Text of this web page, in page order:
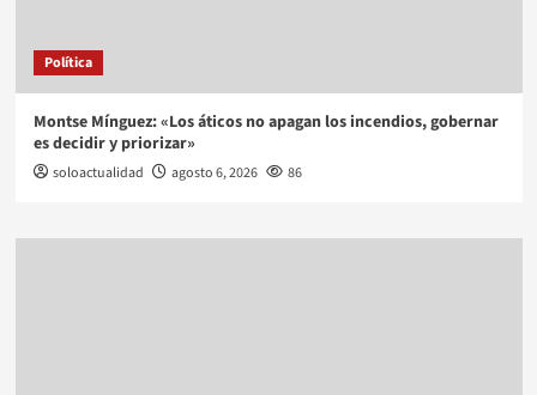
Política
Montse Mínguez: «Los áticos no apagan los incendios, gobernar
es decidir y priorizar»
soloactualidad agosto 6, 2026 86